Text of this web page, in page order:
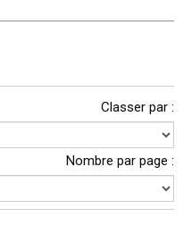
Classer par :
Nombre par page :